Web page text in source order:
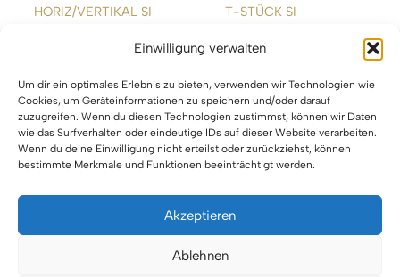
Einwilligung verwalten
Um dir ein optimales Erlebnis zu bieten, verwenden wir Technologien wie
Cookies, um Geräteinformationen zu speichern und/oder darauf
zuzugreifen. Wenn du diesen Technologien zustimmst, können wir Daten
wie das Surfverhalten oder eindeutige IDs auf dieser Website verarbeiten.
Wenn du deine Einwilligung nicht erteilst oder zurückziehst, können
bestimmte Merkmale und Funktionen beeinträchtigt werden.
Akzeptieren
Ablehnen
HORIZ/VERTIKAL SI
WEITERLESEN
T-STÜCK SI
WEITERLESEN
Impressum
Datenschutz